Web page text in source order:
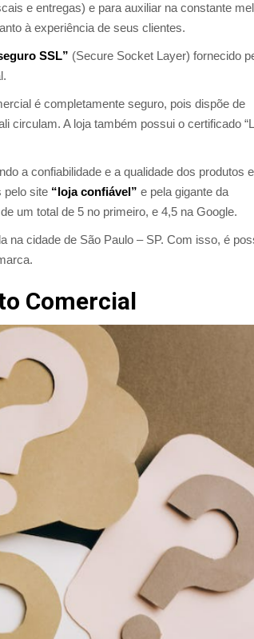
e entregas) e para auxiliar na constante
à experiência de seus clientes.
SSL” (Secure Socket Layer) fornecido
é completamente seguro, pois dispõe de
A loja também possui o certificado
a confiabilidade e a qualidade dos produtos e
pelo site “loja confiável” e pela gigante da
um total de 5 no primeiro, e 4,5 na Google.
na cidade de São Paulo – SP. Com isso, é
Comercial